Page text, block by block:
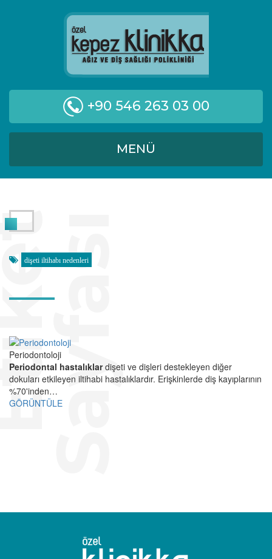
+90 546 263 03 00
MENÜ
ı
dişeti iltihabı nedenleri
Periodontoloji
Periodontal hastalıklardişeti ve dişleri destekleyen diğer
dokuları etkileyen iltihabi hastalıklardır. Erişkinlerde diş kayıplarının
%70'inden…
GÖRÜNTÜLE